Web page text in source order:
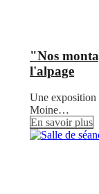
"Nos
l'alpage
Une exposition
Moine…
En savoir plus